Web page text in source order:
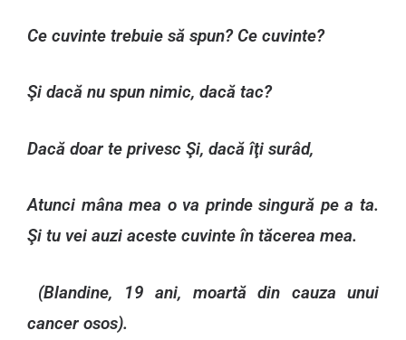
Ce cuvinte trebuie să spun? Ce cuvinte?
Şi dacă nu spun nimic, dacă tac?
Dacă doar te privesc Şi, dacă îţi surâd,
Atunci mâna mea o va prinde singură pe a ta.
Şi tu vei auzi aceste cuvinte în tăcerea mea.
(Blandine, 19 ani, moartă din cauza unui
cancer osos).